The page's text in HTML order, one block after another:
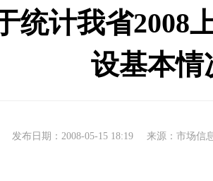
统计我省2008
设基本情
发布日期：2008-05-15 18:19 来源：市场信